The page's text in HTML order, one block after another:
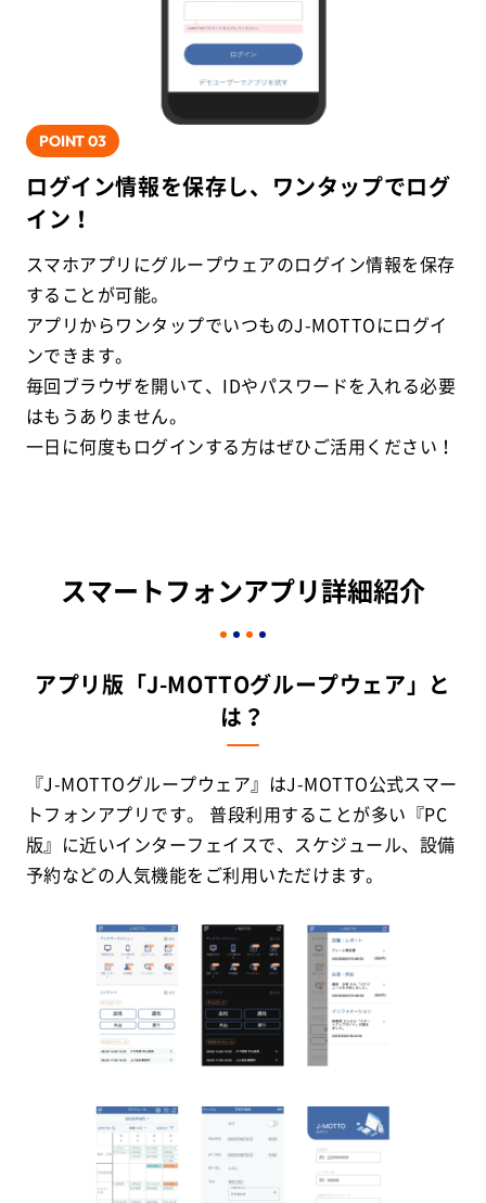
POINT03
ログイン情報を保存し、ワンタップでログ
イン！
スマホアプリにグループウェアのログイン情報を保存
することが可能。
アプリからワンタップでいつものJ-MOTTOにログイ
ンできます。
毎回ブラウザを開いて、IDやパスワードを入れる必要
はもうありません。
一日に何度もログインする方はぜひご活用ください！
スマートフォンアプリ詳細紹介
アプリ版「J-MOTTOグループウェア」と
は？
『J-MOTTOグループウェア』はJ-MOTTO公式スマー
トフォンアプリです。 普段利用することが多い『PC
版』に近いインターフェイスで、スケジュール、設備
予約などの人気機能をご利用いただけます。